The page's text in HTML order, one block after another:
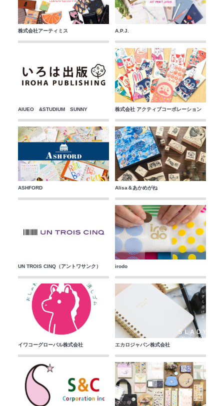
株式会社アーティミス A.P.J.
AIUEO &STUDIUM SUNNY 株式会社 アクティブコーポレーション
ASHFORD Alisa＆あかめがね
UN TROIS CINQ（アントワサンク） irodo
イワコーグローバル株式会社 エカロジャパン株式会社